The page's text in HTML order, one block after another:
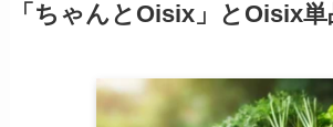
「ちゃんとOisix」とOisix